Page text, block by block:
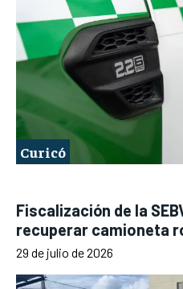
Curicó
Fiscalización de la
recuperar camioneta
29 de julio de 2026